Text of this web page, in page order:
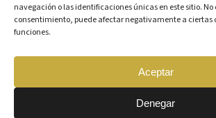
navegación o las identificaciones únicas en este sitio.
consentimiento, puede afectar negativamente a ciertas
funciones.
Aceptar
Denegar